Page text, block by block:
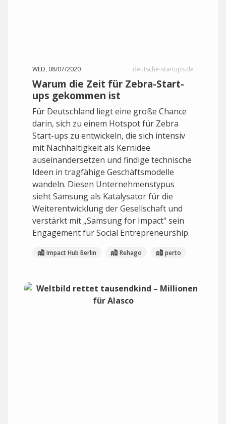
WED, 08/07/2020 deutsche-startups.de
Warum die Zeit für Zebra-Start-
ups gekommen ist
Für Deutschland liegt eine große Chance
darin, sich zu einem Hotspot für Zebra
Start-ups zu entwickeln, die sich intensiv
mit Nachhaltigkeit als Kernidee
auseinandersetzen und findige technische
Ideen in tragfähige Geschäftsmodelle
wandeln. Diesen Unternehmenstypus
sieht Samsung als Katalysator für die
Weiterentwicklung der Gesellschaft und
verstärkt mit „Samsung for Impact" sein
Engagement für Social Entrepreneurship.
Impact Hub Berlin Rehago perto